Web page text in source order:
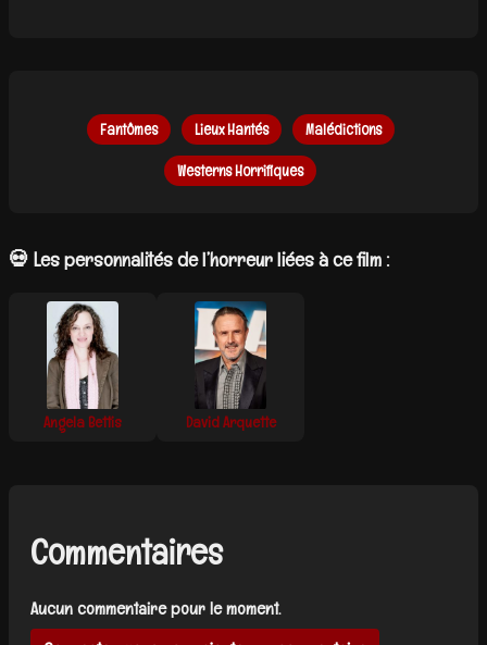
Fantômes Lieux Hantés Malédictions
Westerns Horrifiques
💀 Les personnalités de l’horreur liées à ce film :
Angela Bettis David Arquette
Commentaires
Aucun commentaire pour le moment.